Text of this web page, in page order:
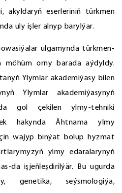
akyldaryň eserleriniň türkmen
uly işler alnyp barylýar.
ulgamynda türkmen-
möhüm orny barada aýdyldy.
Ylymlar akademiýasy bilen
Ylymlar akademiýasynyň
gol çekilen ylmy-tehniki
hakynda Ähtnama ylmy
wajyp binýat bolup hyzmat
ylmy edaralarynyň
da işjeňleşdirilýär. Bu ugurda
genetika, seýsmologiýa,